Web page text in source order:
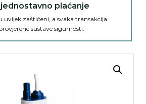
plaćanje
uvijek zaštićeni, a svaka transakcija
sustave sigurnosti.